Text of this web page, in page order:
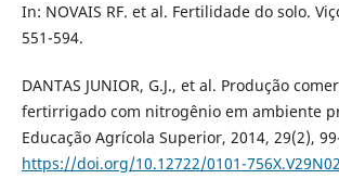
In: NOVAIS RF. et al. Fertilidade do solo.
551-594.
DANTAS JUNIOR, G.J., et al. Produção
fertirrigado com nitrogênio em ambiente
Educação Agrícola Superior, 2014, 29(2),
https://doi.org/10.12722/0101-